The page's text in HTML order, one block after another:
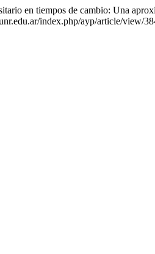
en tiempos de cambio: Una
index.php/ayp/article/view/